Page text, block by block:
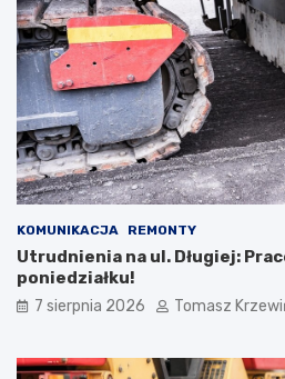
KOMUNIKACJA REMONTY
Utrudnienia na ul. Długiej:
poniedziałku!
7 sierpnia 2026 Tomasz